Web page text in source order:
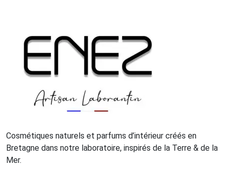
Cosmétiques naturels et parfums d’intérieur créés en
Bretagne dans notre laboratoire, inspirés de la Terre & de la
Mer.